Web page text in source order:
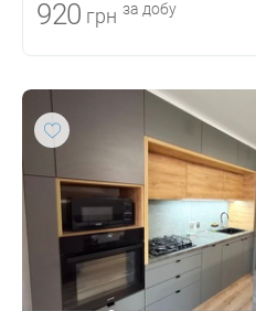
920 грн за добу